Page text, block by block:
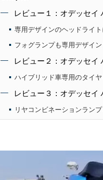
レビュー１：オデッセイ
専用デザインのヘッドライト
フォグランプも専用デザイン
レビュー２：オデッセイ
ハイブリッド車専用のタイ
レビュー３：オデッセイ
リヤコンビネーションラン